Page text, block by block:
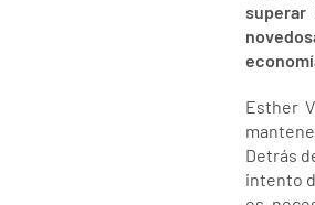
superar
Esther
Detrás
intento